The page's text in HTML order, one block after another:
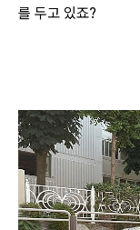
를 두고 있죠?